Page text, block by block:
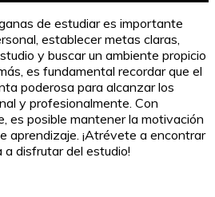
de estudiar es importante
establecer metas claras,
y buscar un ambiente propicio
es fundamental recordar que el
poderosa para alcanzar los
y profesionalmente. Con
es posible mantener la motivación
aprendizaje. ¡Atrévete a encontrar
disfrutar del estudio!